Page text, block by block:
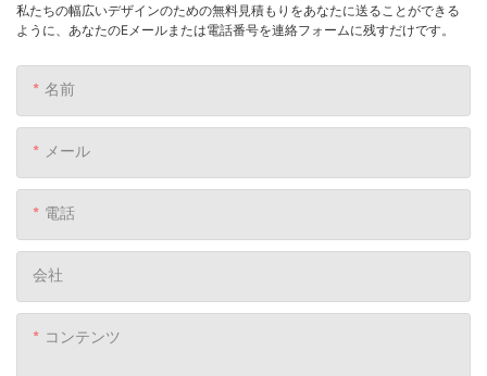
私たちの幅広いデザインのための無料見積もりをあなたに送ることができる
ように、あなたのEメールまたは電話番号を連絡フォームに残すだけです。
名前
メール
電話
会社
コンテンツ